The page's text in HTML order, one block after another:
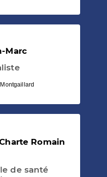
Marc
Romain
de santé